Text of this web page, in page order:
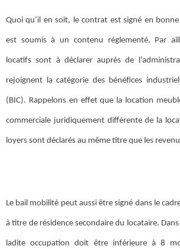
Quoi qu’il en soit, le contrat est signé en
est soumis à un contenu réglementé. Par
locatifs sont à déclarer auprès de
rejoignent la catégorie des bénéfices
(BIC). Rappelons en effet que la location
commerciale juridiquement différente de la
loyers sont déclarés au même titre que les
Le bail mobilité peut aussi être signé dans le
à titre de résidence secondaire du locataire.
ladite occupation doit être inférieure à 8